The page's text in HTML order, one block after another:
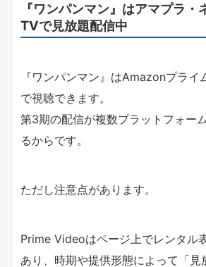
『ワンパンマン』はアマプラ
TVで見放題配信中
『ワンパンマン』はAmazonプラ
で視聴できます。
第3期の配信が複数プラットフォー
るからです。
ただし注意点があります。
Prime Videoはページ上でレンタル
あり、時期や提供形態によって「見